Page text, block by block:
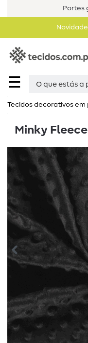
Portes
☰
Tecidos decorativos em
Minky